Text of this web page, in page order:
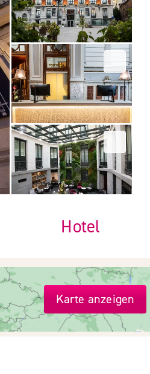
Hotel
Karte anzeigen